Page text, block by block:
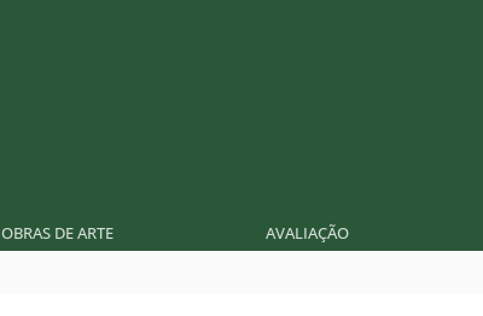
OBRAS DE ARTE AVALIAÇÃO